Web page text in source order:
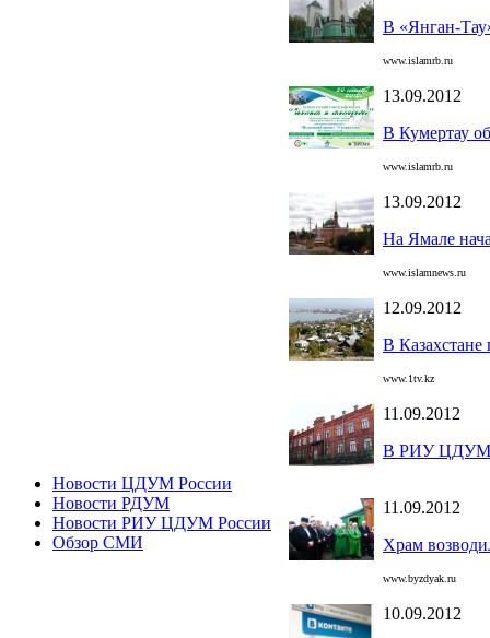
Новости ЦДУМ России
Новости РДУМ
Новости РИУ ЦДУМ России
Обзор СМИ
В «Янган-
www.islamrb.ru
13.09.2012
В Кумертау
www.islamrb.ru
13.09.2012
На Ямале
www.islamnews.ru
12.09.2012
В Казахстане
www.1tv.kz
11.09.2012
В РИУ ЦДУМ
11.09.2012
Храм
www.byzdyak.ru
10.09.2012